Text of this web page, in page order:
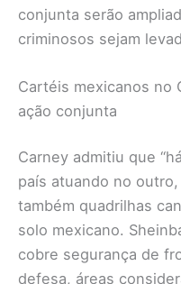
conjunta serão
criminosos sejam
Cartéis mexicanos no
ação conjunta
Carney admitiu que
país atuando no
também quadrilhas
solo mexicano.
cobre segurança de
defesa, áreas